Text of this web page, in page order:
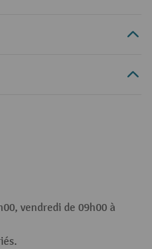
vendredi de 09h00 à